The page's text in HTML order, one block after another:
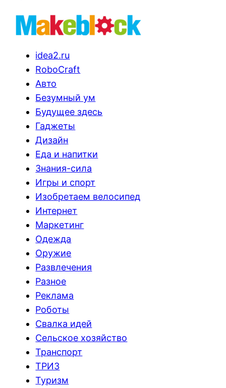
idea2.ru
RoboCraft
Авто
Безумный ум
Будущее здесь
Гаджеты
Дизайн
Еда и напитки
Знания-сила
Игры и спорт
Изобретаем велосипед
Интернет
Маркетинг
Одежда
Оружие
Развлечения
Разное
Реклама
Роботы
Свалка идей
Сельское хозяйство
Транспорт
ТРИЗ
Туризм